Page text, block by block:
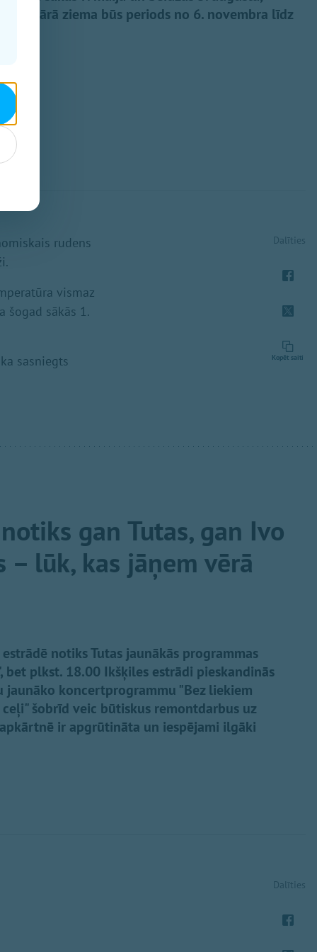
solārā ziema būs periods no 6. novembra līdz
rudens
vismaz
šogad sākās 1.
sasniegts
Dalīties
Kopēt saiti
gan Tutas, gan Ivo
– lūk, kas jāņem vērā
notiks Tutas jaunākās programmas
bet plkst. 18.00 Ikšķiles estrādi pieskandinās
jaunāko koncertprogrammu "Bez liekiem
šobrīd veic būtiskus remontdarbus uz
ir apgrūtināta un iespējami ilgāki
Dalīties